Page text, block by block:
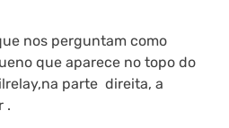
nos perguntam como
que aparece no topo do
parte direita, a
.